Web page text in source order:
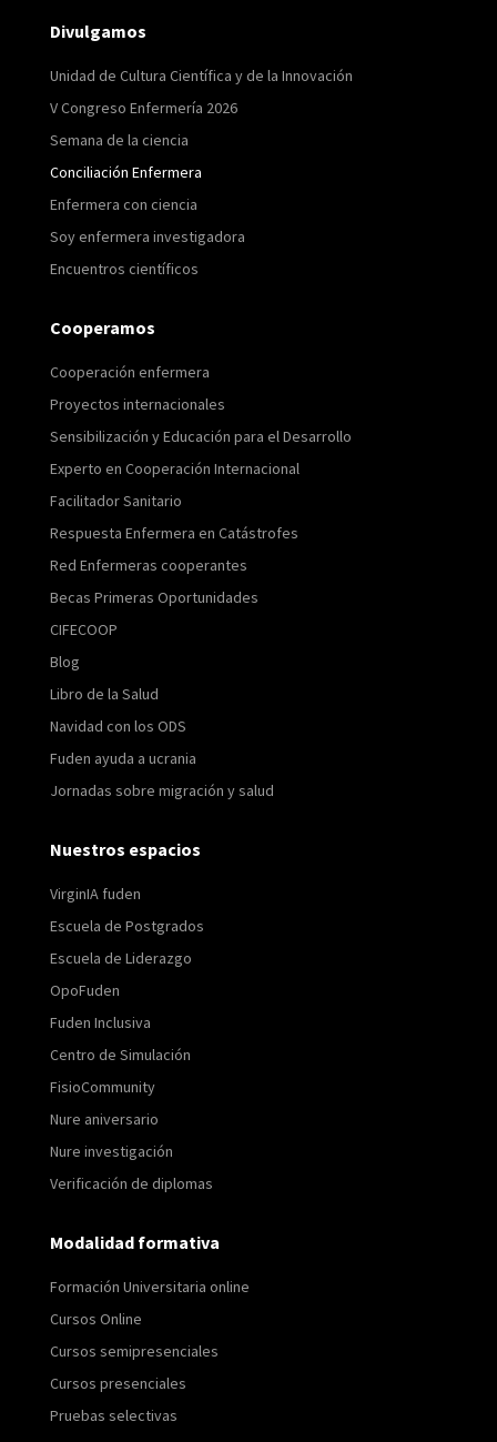
Divulgamos
Unidad de Cultura Científica y de la Innovación
V Congreso Enfermería 2026
Semana de la ciencia
Conciliación Enfermera
Enfermera con ciencia
Soy enfermera investigadora
Encuentros científicos
Cooperamos
Cooperación enfermera
Proyectos internacionales
Sensibilización y Educación para el Desarrollo
Experto en Cooperación Internacional
Facilitador Sanitario
Respuesta Enfermera en Catástrofes
Red Enfermeras cooperantes
Becas Primeras Oportunidades
CIFECOOP
Blog
Libro de la Salud
Navidad con los ODS
Fuden ayuda a ucrania
Jornadas sobre migración y salud
Nuestros espacios
VirginIA fuden
Escuela de Postgrados
Escuela de Liderazgo
OpoFuden
Fuden Inclusiva
Centro de Simulación
FisioCommunity
Nure aniversario
Nure investigación
Verificación de diplomas
Modalidad formativa
Formación Universitaria online
Cursos Online
Cursos semipresenciales
Cursos presenciales
Pruebas selectivas